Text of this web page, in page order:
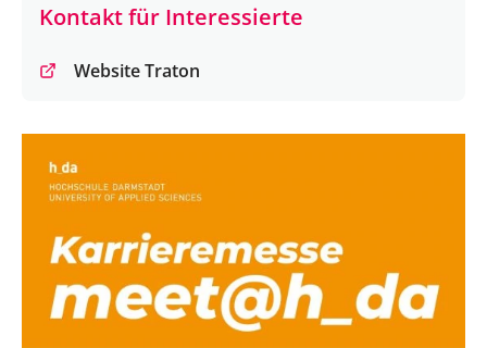
Kontakt für Interessierte
Website Traton